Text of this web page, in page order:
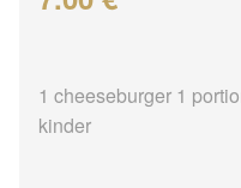
1 cheeseburger 1
kinder